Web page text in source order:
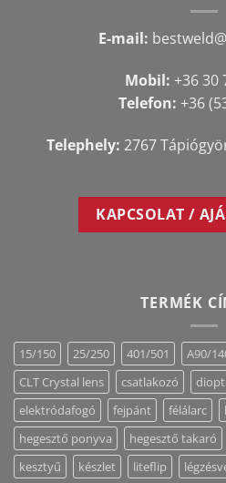
E-mail:
Mobil: +36 30
Telefon: +36
Telephely: 2767
KAPCSOLAT /
TERMÉK
15/150 25/250 401/501 A90/
CLT Crystal lens
csatlakozó
elektródafogó
fejpánt félálarc
hegesztő ponyva
hegesztő takaró
kesztyű
készlet liteflip